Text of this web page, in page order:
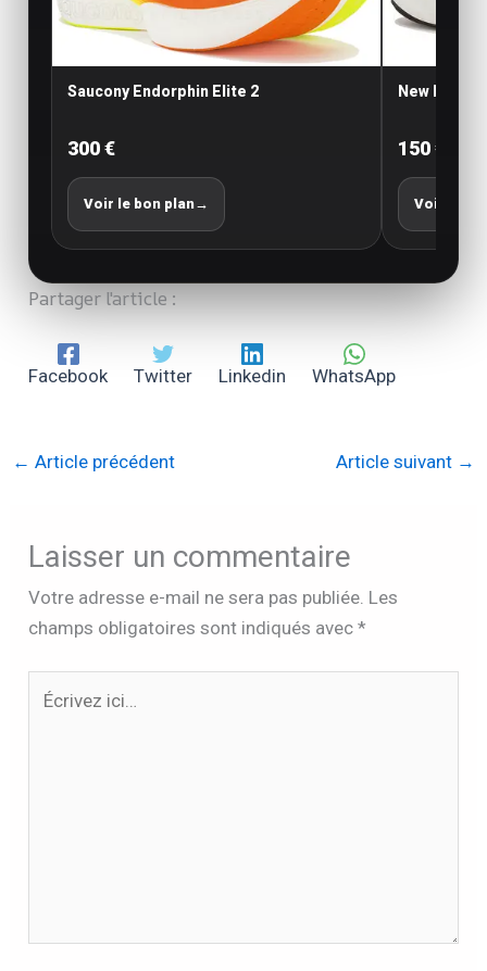
Saucony Endorphin Elite 2
300 €
Voir le bon plan→
New
150 €
Voir le
Partager l'article :
Facebook Twitter Linkedin WhatsApp
← Article précédent Article suivant →
Laisser un commentaire
Votre adresse e-mail ne sera pas publiée. Les
champs obligatoires sont indiqués avec*